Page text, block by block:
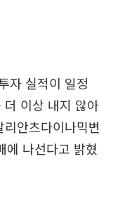
자 실적이 일정
이상 내지 않아
안츠다이나믹변
에 나선다고 밝혔